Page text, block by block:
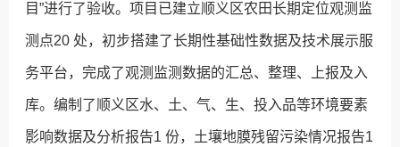
目”进行了验收。项目已建立顺义区农田长期定位观测监
测点20 处，初步搭建了长期性基础性数据及技术展示服
务平台，完成了观测监测数据的汇总、整理、上报及入
库。编制了顺义区水、土、气、生、投入品等环境要素
影响数据及分析报告1 份，土壤地膜残留污染情况报告1